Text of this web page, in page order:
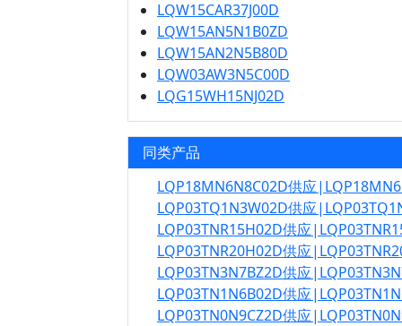
LQW15CAR37J00D
LQW15AN5N1B0ZD
LQW15AN2N5B80D
LQW03AW3N5C00D
LQG15WH15NJ02D
同类产品
LQP18MN6N8C02D供应
LQP03TQ1N3W02D供应
LQP03TNR15H02D供应
LQP03TNR20H02D供应
LQP03TN3N7BZ2D供应
LQP03TN1N6B02D供应
LQP03TN0N9CZ2D供应